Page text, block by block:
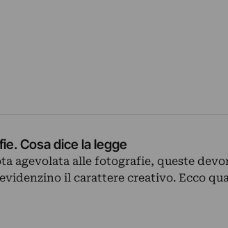
Cosa dice la legge
agevolata alle fotografie, queste
il carattere creativo. Ecco